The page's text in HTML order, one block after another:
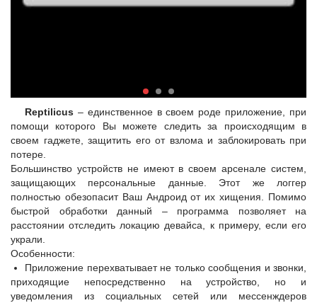
Reptilicus – единственное в своем роде приложение, при
помощи которого Вы можете следить за происходящим в
своем гаджете, защитить его от взлома и заблокировать при
потере.
Большинство устройств не имеют в своем арсенале систем,
защищающих персональные данные. Этот же логгер
полностью обезопасит Ваш Андроид от их хищения. Помимо
быстрой обработки данный – программа позволяет на
расстоянии отследить локацию девайса, к примеру, если его
украли.
Особенности:
Приложение перехватывает не только сообщения и звонки,
приходящие непосредственно на устройство, но и
уведомления из социальных сетей или мессенждеров